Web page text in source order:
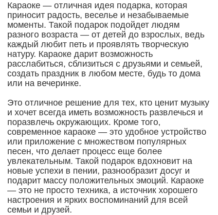
Караоке — отличная идея подарка, которая
приносит радость, веселье и незабываемые
моменты. Такой подарок подойдет людям
разного возраста — от детей до взрослых, ведь
каждый любит петь и проявлять творческую
натуру. Караоке дарит возможность
расслабиться, сблизиться с друзьями и семьей,
создать праздник в любом месте, будь то дома
или на вечеринке.
Это отличное решение для тех, кто ценит музыку
и хочет всегда иметь возможность развлечься и
поразвлечь окружающих. Кроме того,
современное караоке — это удобное устройство
или приложение с множеством популярных
песен, что делает процесс еще более
увлекательным. Такой подарок вдохновит на
новые успехи в пении, разнообразит досуг и
подарит массу положительных эмоций. Караоке
— это не просто техника, а источник хорошего
настроения и ярких воспоминаний для всей
семьи и друзей.